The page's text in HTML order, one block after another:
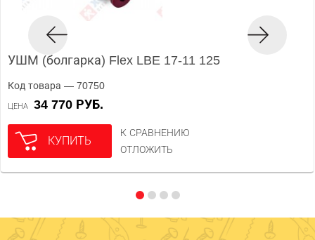
УШМ (болгарка) Flex LBE 17-11 125
Код товара — 70750
ЦЕНА 34 770 РУБ.
КУПИТЬ
К СРАВНЕНИЮ
ОТЛОЖИТЬ